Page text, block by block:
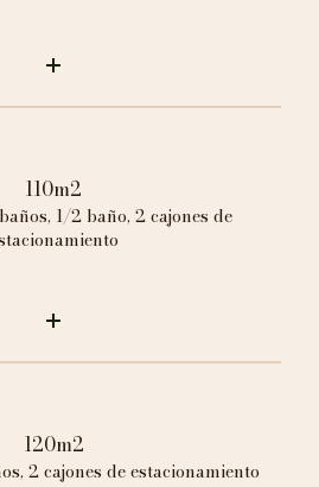
110m2
1/2 baño, 2 cajones de
120m2
2 cajones de estacionamiento